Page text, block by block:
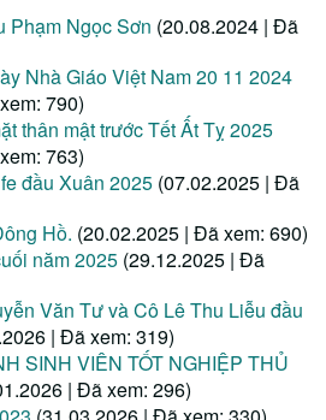
Phạm Ngọc Sơn (20.08.2024 | Đã
Nhà Giáo Việt Nam 20 11 2024
790)
thân mật trước Tết Ất Tỵ 2025
763)
đầu Xuân 2025 (07.02.2025 | Đã
Hồ. (20.02.2025 | Đã xem: 690)
năm 2025 (29.12.2025 | Đã
Văn Tư và Cô Lê Thu Liễu đầu
| Đã xem: 319)
SINH VIÊN TỐT NGHIỆP THỦ
| Đã xem: 296)